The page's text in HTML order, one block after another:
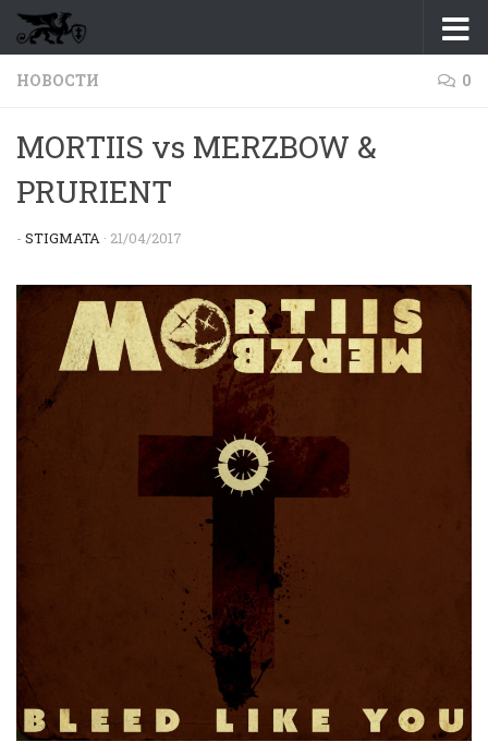
Перейти к содержимому
НОВОСТИ 0
MORTIIS vs MERZBOW &
PRURIENT
- STIGMATA · 21/04/2017